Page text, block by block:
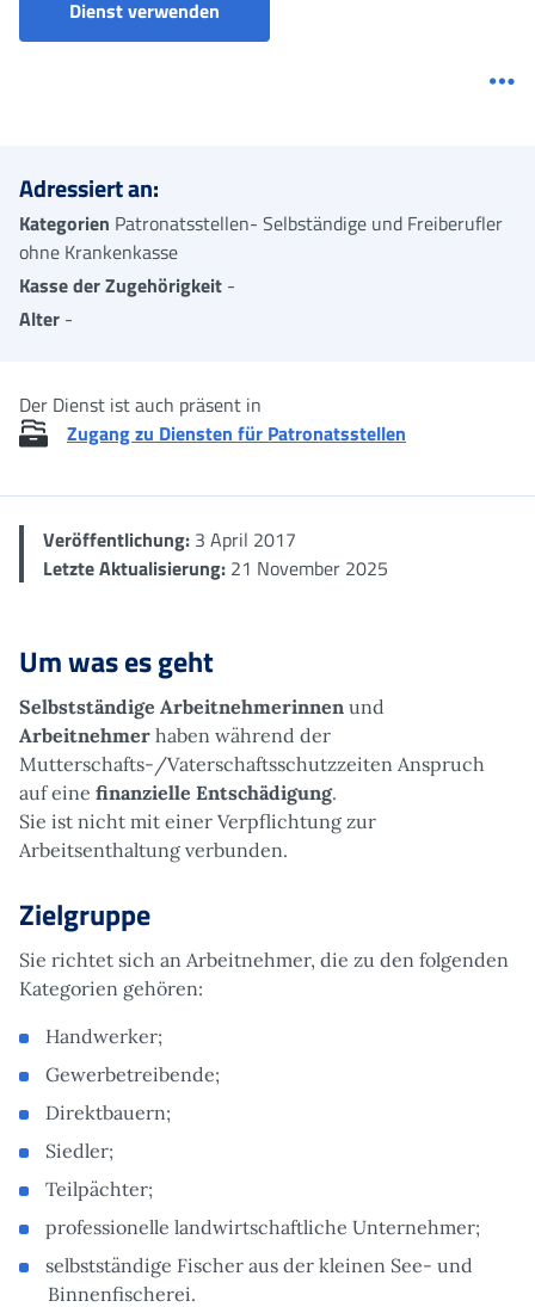
Dienst verwenden
Adressiert an:
Kategorien Patronatsstellen- Selbständige und Freiberufler
ohne Krankenkasse
Kasse der Zugehörigkeit -
Alter -
Der Dienst ist auch präsent in
Zugang zu Diensten für Patronatsstellen
Veröffentlichung: 3 April 2017
Letzte Aktualisierung: 21 November 2025
Um was es geht
Selbstständige Arbeitnehmerinnen und
Arbeitnehmer haben während der
Mutterschafts-/Vaterschaftsschutzzeiten Anspruch
auf eine finanzielle Entschädigung.
Sie ist nicht mit einer Verpflichtung zur
Arbeitsenthaltung verbunden.
Zielgruppe
Sie richtet sich an Arbeitnehmer, die zu den folgenden
Kategorien gehören:
Handwerker;
Gewerbetreibende;
Direktbauern;
Siedler;
Teilpächter;
professionelle landwirtschaftliche Unternehmer;
selbstständige Fischer aus der kleinen See- und
Binnenfischerei.